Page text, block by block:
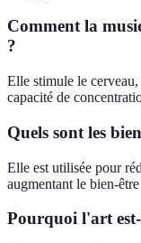
Comment la
?
Elle stimule le
capacité de
Quels sont les
Elle est utilisée pour
augmentant le bien-
Pourquoi l'art